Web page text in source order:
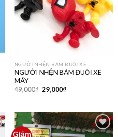
NGƯỜI NHỆN BÁM ĐUÔI XE
NGƯỜI NHỆN BÁM ĐUÔI XE
MÁY
49,000₫ 29,000₫
Giảm